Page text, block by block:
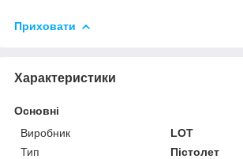
Приховати
Характеристики
Основні
Виробник
LOT
Тип
Пістолет